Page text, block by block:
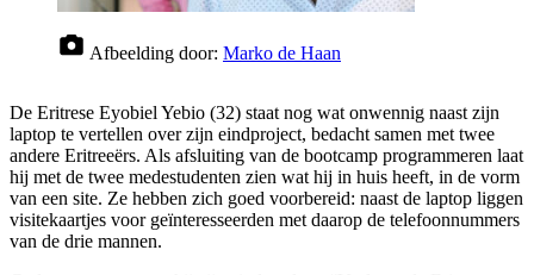
Afbeelding door: Marko de Haan
De Eritrese Eyobiel Yebio (32) staat nog wat onwennig naast zijn
laptop te vertellen over zijn eindproject, bedacht samen met twee
andere Eritreeërs. Als afsluiting van de bootcamp programmeren laat
hij met de twee medestudenten zien wat hij in huis heeft, in de vorm
van een site. Ze hebben zich goed voorbereid: naast de laptop liggen
visitekaartjes voor geïnteresseerden met daarop de telefoonnummers
van de drie mannen.